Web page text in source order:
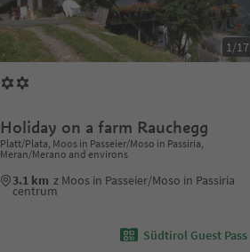
1/17
Holiday on a farm Rauchegg
Platt/Plata, Moos in Passeier/Moso in Passiria,
Meran/Merano and environs
3.1 km z Moos in Passeier/Moso in Passiria
centrum
Südtirol Guest Pass